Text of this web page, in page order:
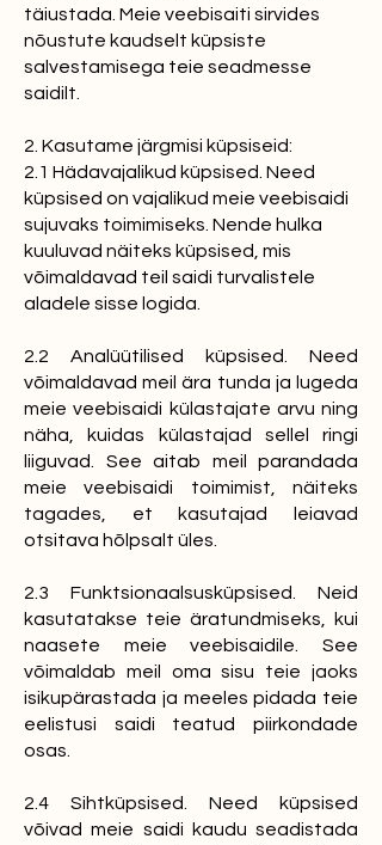
täiustada. Meie veebisaiti sirvides
nõustute kaudselt küpsiste
salvestamisega teie seadmesse
saidilt.
2. Kasutame järgmisi küpsiseid:
2.1 Hädavajalikud küpsised. Need
küpsised on vajalikud meie veebisaidi
sujuvaks toimimiseks. Nende hulka
kuuluvad näiteks küpsised, mis
võimaldavad teil saidi turvalistele
aladele sisse logida.
2.2 Analüütilised küpsised. Need
võimaldavad meil ära tunda ja lugeda
meie veebisaidi külastajate arvu ning
näha, kuidas külastajad sellel ringi
liiguvad. See aitab meil parandada
meie veebisaidi toimimist, näiteks
tagades, et kasutajad leiavad
otsitava hõlpsalt üles.
2.3 Funktsionaalsusküpsised. Neid
kasutatakse teie äratundmiseks, kui
naasete meie veebisaidile. See
võimaldab meil oma sisu teie jaoks
isikupärastada ja meeles pidada teie
eelistusi saidi teatud piirkondade
osas.
2.4 Sihtküpsised. Need küpsised
võivad meie saidi kaudu seadistada